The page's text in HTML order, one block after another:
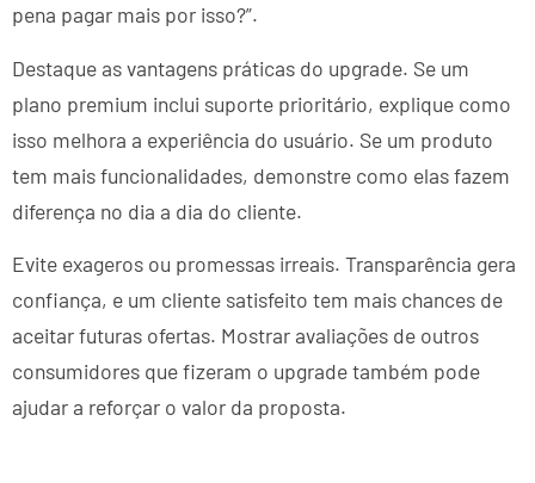
pena pagar mais por isso?”.
Destaque as vantagens práticas do upgrade. Se um
plano premium inclui suporte prioritário, explique como
isso melhora a experiência do usuário. Se um produto
tem mais funcionalidades, demonstre como elas fazem
diferença no dia a dia do cliente.
Evite exageros ou promessas irreais. Transparência gera
confiança, e um cliente satisfeito tem mais chances de
aceitar futuras ofertas. Mostrar avaliações de outros
consumidores que fizeram o upgrade também pode
ajudar a reforçar o valor da proposta.